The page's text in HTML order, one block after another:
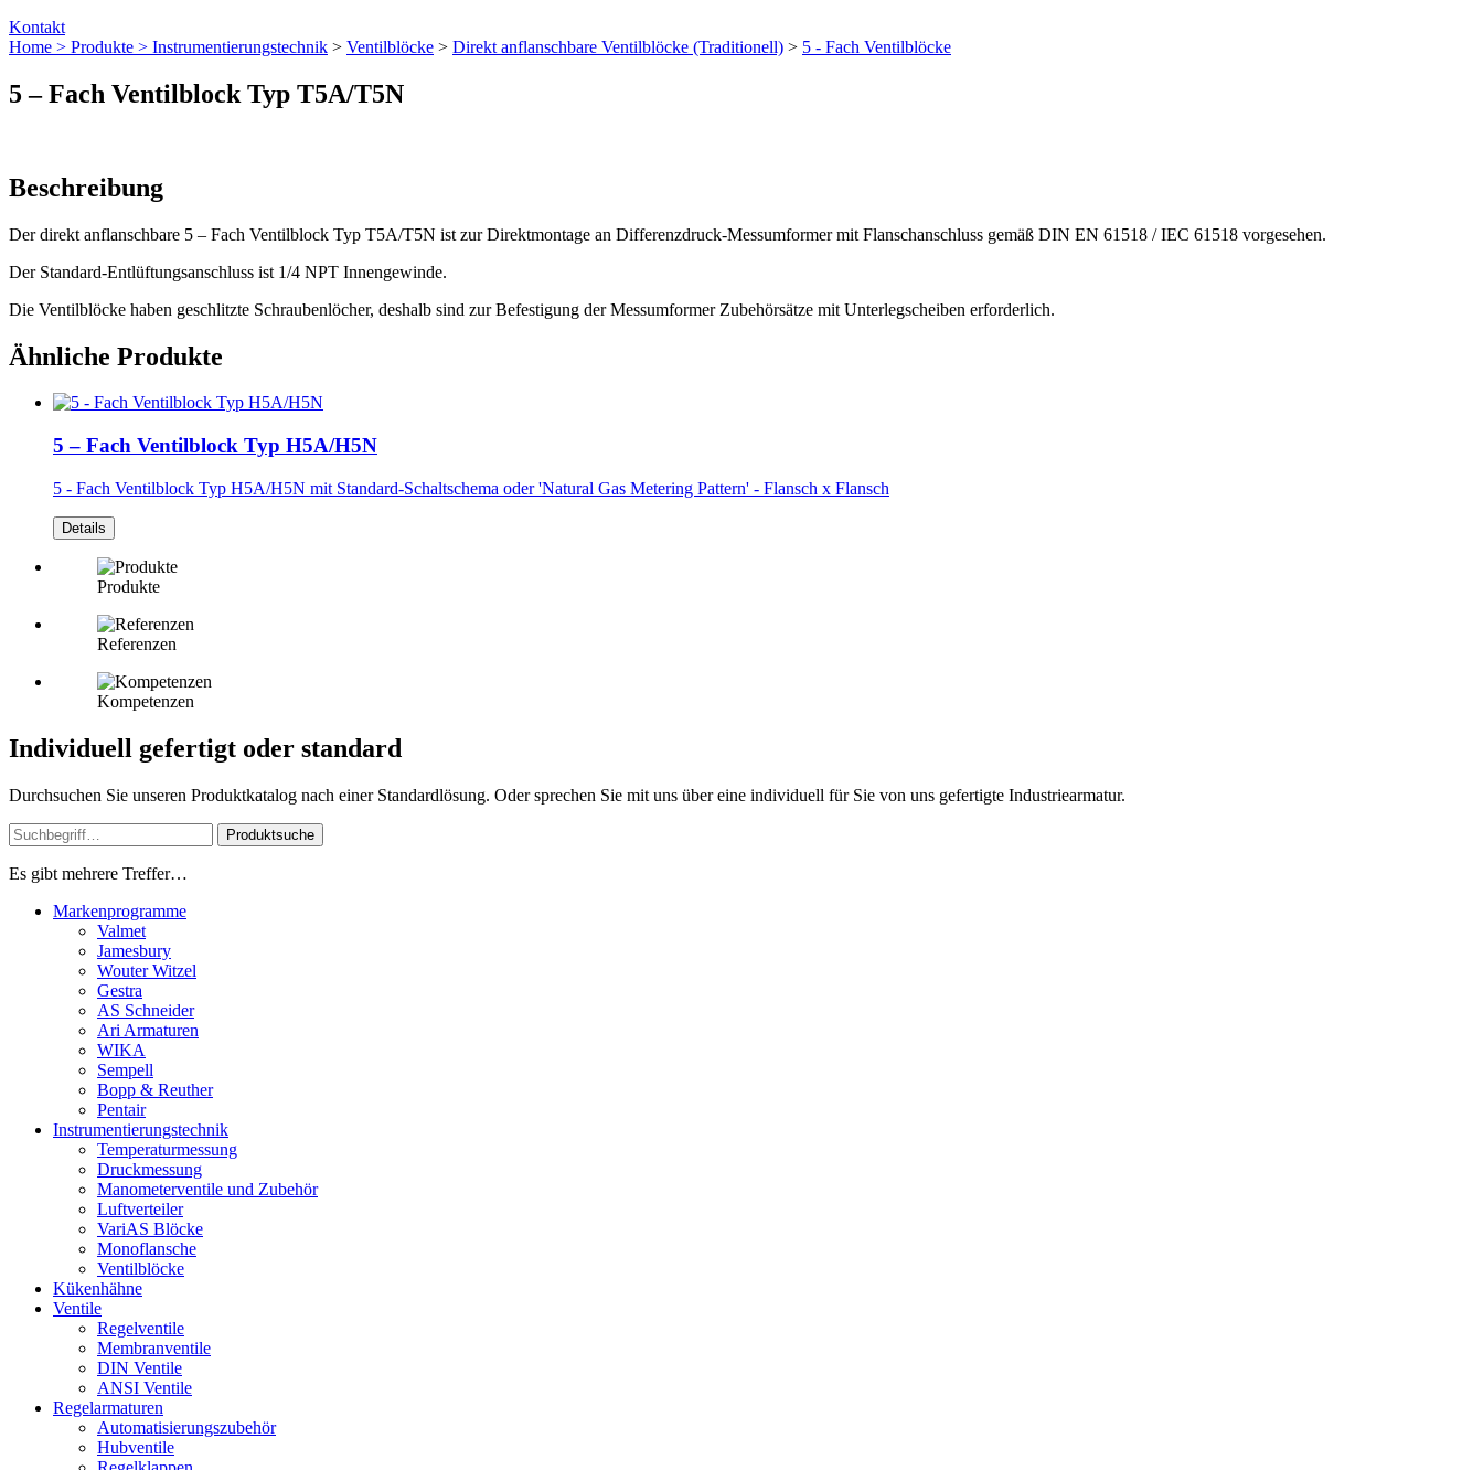
Kontakt
Home > Produkte > Instrumentierungs­technik > Ventilblöcke > Direkt anflanschbare Ventilblöcke (Traditionell) > 5 - Fach Ventilblöcke
5 – Fach Ventilblock Typ T5A/T5N
Beschreibung
Der direkt anflanschbare 5 – Fach Ventilblock Typ T5A/T5N ist zur Direktmontage an Differenzdruck-Messumformer mit Flanschanschluss gemäß DIN EN 61518 / IEC 61518 vorgesehen.
Der Standard-Entlüftungsanschluss ist 1/4 NPT Innengewinde.
Die Ventilblöcke haben geschlitzte Schraubenlöcher, deshalb sind zur Befestigung der Messumformer Zubehörsätze mit Unterlegscheiben erforderlich.
Ähnliche Produkte
5 – Fach Ventilblock Typ H5A/H5N
5 - Fach Ventilblock Typ H5A/H5N mit Standard-Schaltschema oder 'Natural Gas Metering Pattern' - Flansch x Flansch
Details
Produkte
Referenzen
Kompetenzen
Individuell gefertigt oder standard
Durchsuchen Sie unseren Produktkatalog nach einer Standardlösung. Oder sprechen Sie mit uns über eine individuell für Sie von uns gefertigte Industriearmatur.
Produktsuche
Es gibt mehrere Treffer…
Markenprogramme
Valmet
Jamesbury
Wouter Witzel
Gestra
AS Schneider
Ari Armaturen
WIKA
Sempell
Bopp & Reuther
Pentair
Instrumentierungs­technik
Temperaturmessung
Druckmessung
Manometerventile und Zubehör
Luftverteiler
VariAS Blöcke
Monoflansche
Ventilblöcke
Kükenhähne
Ventile
Regelventile
Membranventile
DIN Ventile
ANSI Ventile
Regelarmaturen
Automatisierungszubehör
Hubventile